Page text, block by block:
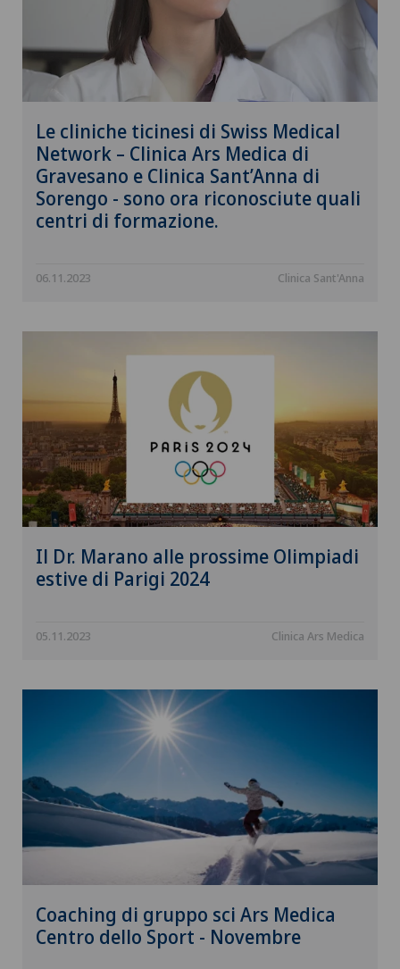
Le cliniche ticinesi di Swiss Medical
Network – Clinica Ars Medica di
Gravesano e Clinica Sant’Anna di
Sorengo - sono ora riconosciute quali
centri di formazione.
06.11.2023 Clinica Sant'Anna
Il Dr. Marano alle prossime Olimpiadi
estive di Parigi 2024
05.11.2023 Clinica Ars Medica
Coaching di gruppo sci Ars Medica
Centro dello Sport - Novembre